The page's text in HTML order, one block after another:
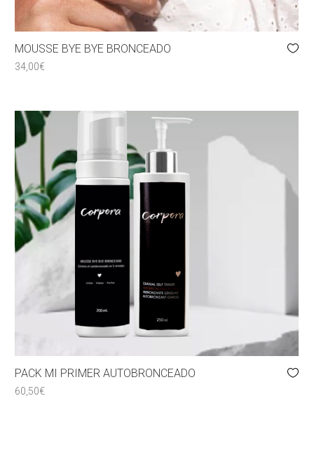
MOUSSE BYE BYE BRONCEADO
34,00€
PACK MI PRIMER AUTOBRONCEADO
60,50€